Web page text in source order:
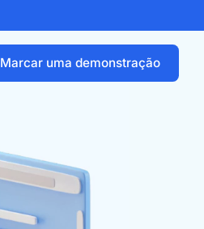
Marcar uma demonstração